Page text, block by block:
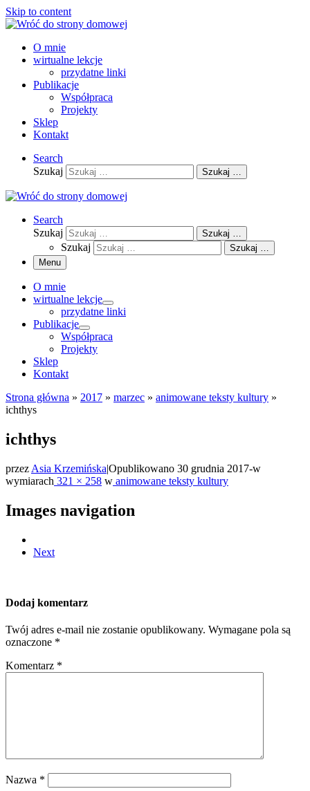
Skip to content
O mnie
wirtualne lekcje
przydatne linki
Publikacje
Współpraca
Projekty
Sklep
Kontakt
Search
Szukaj
Szukaj …
Search
Szukaj
Szukaj …
Szukaj
Szukaj …
Menu
O mnie
wirtualne lekcje
przydatne linki
Publikacje
Współpraca
Projekty
Sklep
Kontakt
Strona główna » 2017 » marzec » animowane teksty kultury »
ichthys
ichthys
przez Asia Krzemińska|Opublikowano 30 grudnia 2017-w
wymiarach 321 × 258 w animowane teksty kultury
Images navigation
Next
Dodaj komentarz
Twój adres e-mail nie zostanie opublikowany. Wymagane pola są
oznaczone *
Komentarz *
Nazwa *